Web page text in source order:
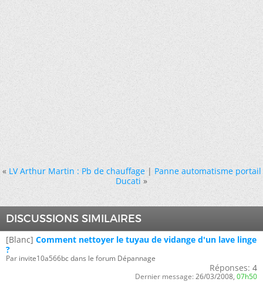
« LV Arthur Martin : Pb de chauffage|Panne automatisme portail
Ducati »
DISCUSSIONS SIMILAIRES
[Blanc] Comment nettoyer le tuyau de vidange d'un lave linge
?
Par invite10a566bc dans le forum Dépannage
Réponses: 4
Dernier message: 26/03/2008, 07h50